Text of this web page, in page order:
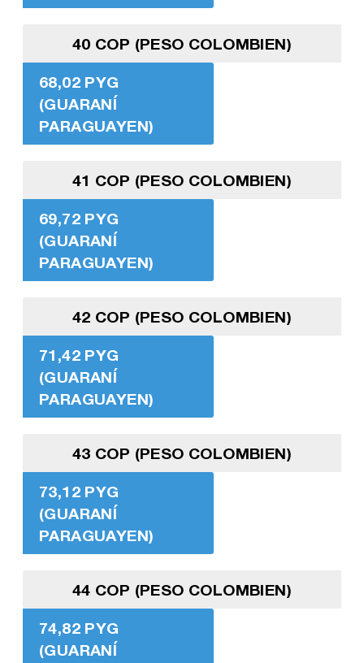
40 COP (PESO COLOMBIEN)
68,02 PYG
(GUARANÍ
PARAGUAYEN)
41 COP (PESO COLOMBIEN)
69,72 PYG
(GUARANÍ
PARAGUAYEN)
42 COP (PESO COLOMBIEN)
71,42 PYG
(GUARANÍ
PARAGUAYEN)
43 COP (PESO COLOMBIEN)
73,12 PYG
(GUARANÍ
PARAGUAYEN)
44 COP (PESO COLOMBIEN)
74,82 PYG
(GUARANÍ